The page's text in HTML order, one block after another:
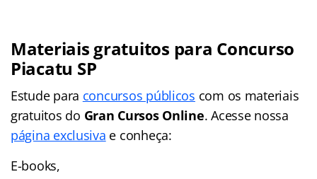
Materiais gratuitos para Concurso
Piacatu SP
Estude para concursos públicos com os materiais
gratuitos do Gran Cursos Online. Acesse nossa
página exclusiva e conheça:
E-books,